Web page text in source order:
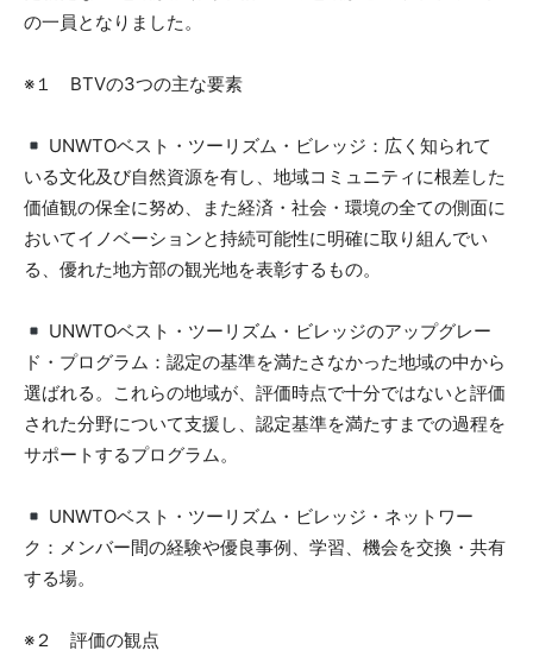
の一員となりました。
※１ BTVの3つの主な要素
UNWTOベスト・ツーリズム・ビレッジ：広く知られて
いる文化及び自然資源を有し、地域コミュニティに根差した
価値観の保全に努め、また経済・社会・環境の全ての側面に
おいてイノベーションと持続可能性に明確に取り組んでい
る、優れた地方部の観光地を表彰するもの。
UNWTOベスト・ツーリズム・ビレッジのアップグレー
ド・プログラム：認定の基準を満たさなかった地域の中から
選ばれる。これらの地域が、評価時点で十分ではないと評価
された分野について支援し、認定基準を満たすまでの過程を
サポートするプログラム。
UNWTOベスト・ツーリズム・ビレッジ・ネットワー
ク：メンバー間の経験や優良事例、学習、機会を交換・共有
する場。
※２ 評価の観点